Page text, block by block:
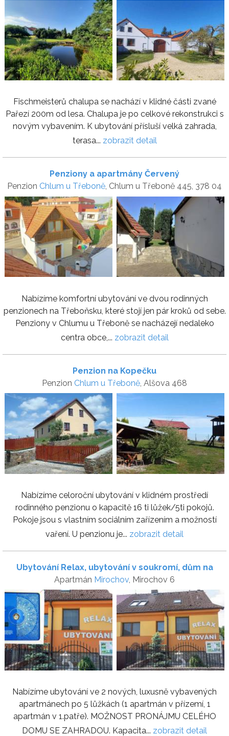
Fischmeisterů chalupa se nachází v klidné části zvané
Pařezí 200m od lesa. Chalupa je po celkové rekonstrukci s
novým vybavením. K ubytování přísluší velká zahrada,
terasa... zobrazit detail
Penziony a apartmány Červený
Penzion Chlum u Třeboně, Chlum u Třeboně 445, 378 04
Nabízíme komfortní ubytování ve dvou rodinných
penzionech na Třeboňsku, které stojí jen pár kroků od sebe.
Penziony v Chlumu u Třeboně se nacházejí nedaleko
centra obce,... zobrazit detail
Penzion na Kopečku
Penzion Chlum u Třeboně , Alšova 468
Nabízíme celoroční ubytování v klidném prostředí
rodinného penzionu o kapacitě 16 ti lůžek/5ti pokojů.
Pokoje jsou s vlastním sociálním zařízením a možností
vaření. U penzionu je... zobrazit detail
Ubytování Relax, ubytování v soukromí, dům na
pronájem
Apartmán Mirochov, Mirochov 6
Nabízíme ubytování ve 2 nových, luxusně vybavených
apartmánech po 5 lůžkách (1 apartmán v přízemí, 1
apartmán v 1.patře). MOŽNOST PRONÁJMU CELÉHO
DOMU SE ZAHRADOU. Kapacita... zobrazit detail